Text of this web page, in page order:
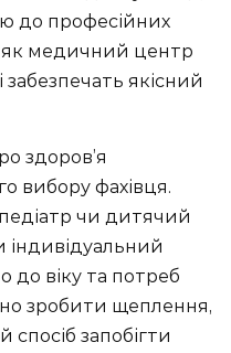
до професійних
як медичний центр
забезпечать якісний
здоров’я
вибору фахівця.
чи дитячий
індивідуальний
до віку та потреб
зробити щеплення,
запобігти